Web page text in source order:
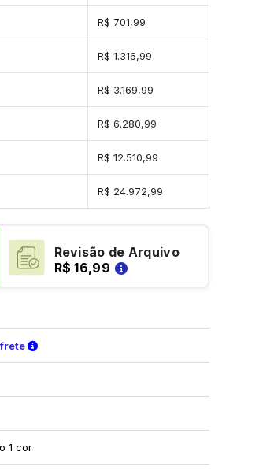
R$ 701,99
R$ 1.316,99
R$ 3.169,99
R$ 6.280,99
R$ 12.510,99
R$ 24.972,99
Revisão de Arquivo
R$ 16,99
Verifique as condições de entrega
1 cor